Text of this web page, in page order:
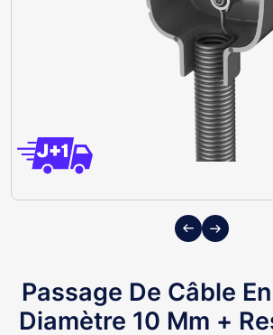
Previous
Next
Passage De Câble
Diamètre 10 Mm +